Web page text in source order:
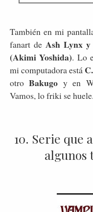
También en mi
fanart de Ash Lynx
(Akimi Yoshida). Lo
mi computadora está
otroBakugo y en
Vamos, lo friki se huele.
10. Serie que
algunos